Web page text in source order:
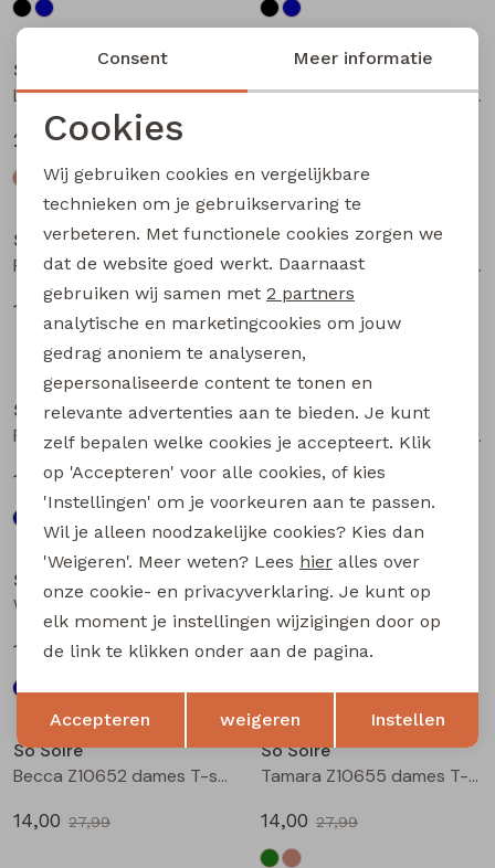
Sale
So Soire
Lianna Z10669 dames piraat Zand
20,00 39,99
Sale
So Soire
Lianna Z10669 dames piraat Groen licht
Sale
So Soire
Pernille Z10549 dames T-shirt km Blauw licht
10,00
So Soire
Fabia Z10657 dames T-shirt km Kobalt
14,00
So Soire
Fabia Z10657 dames T-shirt km Paars
14,00
27,99
So Soire
May Z10647 dames T-shirt km Army
14,00 27,99
Sale
So Soire
Wendy Z10551 dames bloese lm Indigo
15,00
29,99
So Soire
15,00 29,99
So Soire
Becca Z10652 dames T-shirt km Army
14,00 27,99
So Soire
Tamara Z10655 dames T-shirt km Army
14,00 27,99
Noodzakelijke cookies
Analytische cookies
Marketing cookies
Terug Opslaan
Consent Meer informatie
Cookies
Wij gebruiken cookies en vergelijkbare
technieken om je gebruikservaring te
verbeteren. Met functionele cookies zorgen we
dat de website goed werkt. Daarnaast
gebruiken wij samen met 2 partners
analytische en marketingcookies om jouw
gedrag anoniem te analyseren,
gepersonaliseerde content te tonen en
relevante advertenties aan te bieden. Je kunt
zelf bepalen welke cookies je accepteert. Klik
op 'Accepteren' voor alle cookies, of kies
'Instellingen' om je voorkeuren aan te passen.
Wil je alleen noodzakelijke cookies? Kies dan
'Weigeren'. Meer weten? Lees hier alles over
onze cookie- en privacyverklaring. Je kunt op
elk moment je instellingen wijzigingen door op
de link te klikken onder aan de pagina.
Accepteren weigeren Instellen